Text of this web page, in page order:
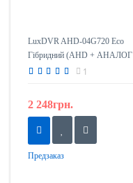
LuxDVR AHD-04G720 Eco
Гібридний (AHD + АНАЛОГ
720р) 4-канальний реєстратор
1
2 248грн.
Предзаказ